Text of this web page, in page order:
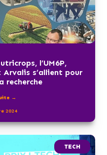
l’UM6P,
s’allient pour
recherche
→
2024
TECH